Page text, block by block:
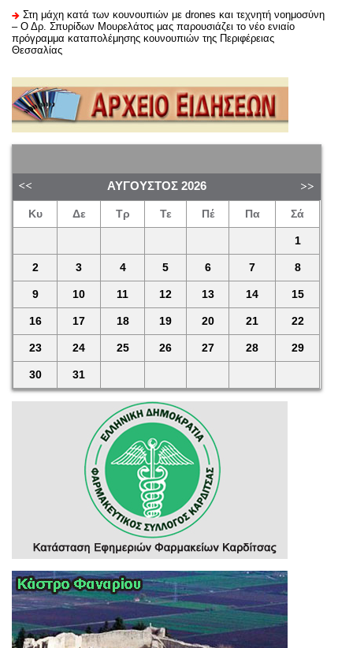
Στη μάχη κατά των κουνουπιών με drones και τεχνητή νοημοσύνη
– Ο Δρ. Σπυρίδων Μουρελάτος μας παρουσιάζει το νέο ενιαίο
πρόγραμμα καταπολέμησης κουνουπιών της Περιφέρειας
Θεσσαλίας
ΑΎΓΟΥΣΤΟΣ 2026
Κυ Δε Τρ Τε Πέ Πα Σά
1
2 3 4 5 6 7 8
9 10 11 12 13 14 15
16 17 18 19 20 21 22
23 24 25 26 27 28 29
30 31